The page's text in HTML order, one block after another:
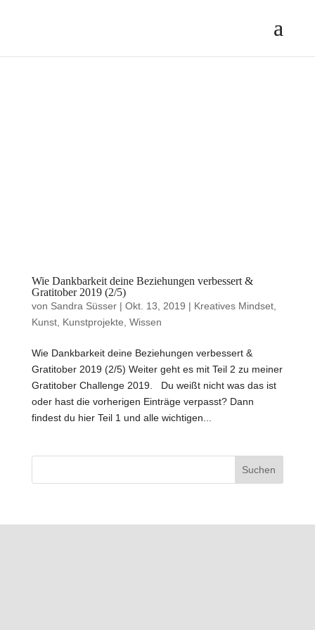
Wie Dankbarkeit deine Beziehungen verbessert &
Gratitober 2019 (2/5)
von Sandra Süsser| Okt. 13, 2019 | Kreatives Mindset,
Kunst, Kunstprojekte Wissen
Wie Dankbarkeit deine Beziehungen verbessert &
Gratitober 2019 (2/5) Weiter geht es mit Teil 2 zu meiner
Gratitober Challenge 2019. Du weißt nicht was das ist
oder hast die vorherigen Einträge verpasst? Dann
findest du hier Teil 1 und alle wichtigen...